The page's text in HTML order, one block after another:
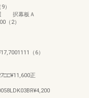
）
選 択幕板Ａ
（2）
（6）
正